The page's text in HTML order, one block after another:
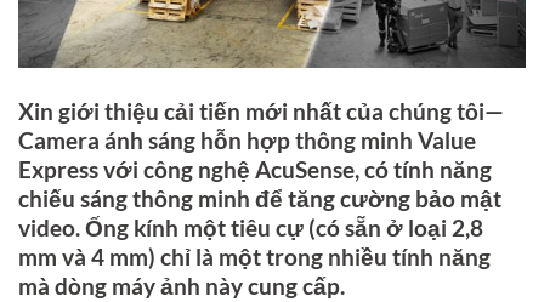
Xin giới thiệu cải tiến mới nhất của chúng tôi—
Camera ánh sáng hỗn hợp thông minh Value
Express với công nghệ AcuSense, có tính năng
chiếu sáng thông minh để tăng cường bảo mật
video. Ống kính một tiêu cự (có sẵn ở loại 2,8
mm và 4 mm) chỉ là một trong nhiều tính năng
mà dòng máy ảnh này cung cấp.